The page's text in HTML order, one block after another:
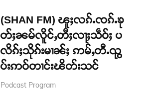
(SHAN FM) ၽူႈလၵ်ႉၸၵ်ႉၶု
တ်ႈၼမ်လိူင်ႇတီႈလႃႈသဵဝ်ႈ ပ
လိၵ်ႈသိုၵ်းမၢၼ်ႈ ဢမ်ႇတီႉၺွ
ပ်းဢဝ်တၢင်းၽိတ်းသင်
Podcast Program